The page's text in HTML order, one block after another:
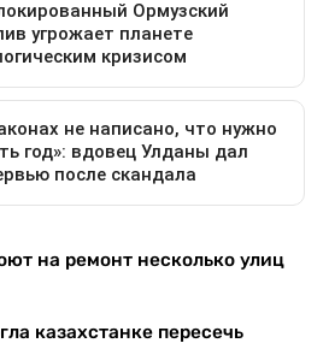
на ремонт несколько улиц
казахстанке пересечь